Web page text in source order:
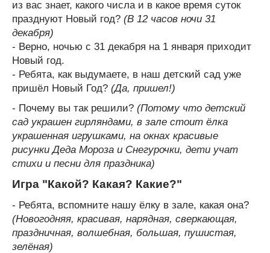
из вас знает, какого числа и в какое время суток
празднуют Новый год? (В 12 часов ночи 31
декабря)
- Верно, ночью с 31 декабря на 1 января приходит
Новый год.
- Ребята, как выдумаете, в наш детский сад уже
пришёл Новый Год? (Да, пришел!)
- Почему вы так решили? (Потому что детский
сад украшен гирляндами, в зале стоит ёлка
украшенная игрушками, на окнах красивые
рисунки Деда Мороза и Снегурочки, дети учат
стихи и песни для праздника)
Игра "Какой? Какая? Какие?"
- Ребята, вспомните нашу ёлку в зале, какая она?
(Новогодняя, красивая, нарядная, сверкающая,
праздничная, волшебная, большая, пушистая,
зелёная)